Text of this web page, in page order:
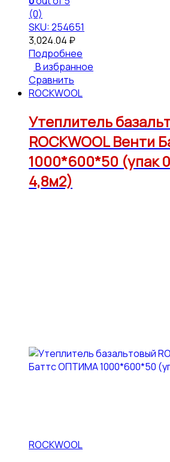
(0)
SKU: 254651
3,024.04 ₽
Подробнее
В избранное
Сравнить
ROCKWOOL
Утеплитель
ROCKWOOL Венти
1000*600*50 (упак
4,8м2)
ROCKWOOL